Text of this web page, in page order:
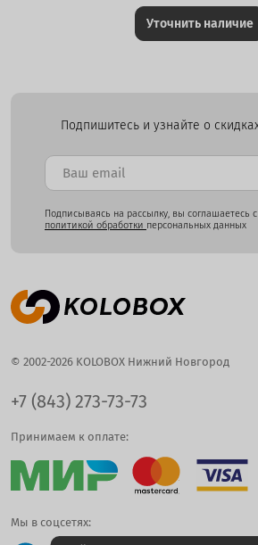
Уточнить наличие
Подпишитесь и узнайте о
Подписываясь на рассылку, вы соглашаетесь с
политикой обработки персональных данных
© 2002-2026 KOLOBOX Нижний Новгород
+7 (843) 273-73-73
Принимаем к оплате:
Мы в соцсетях: